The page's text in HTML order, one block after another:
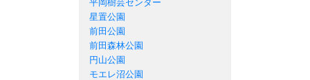
平岡樹芸センター
星置公園
前田公園
前田森林公園
円山公園
モエレ沼公園